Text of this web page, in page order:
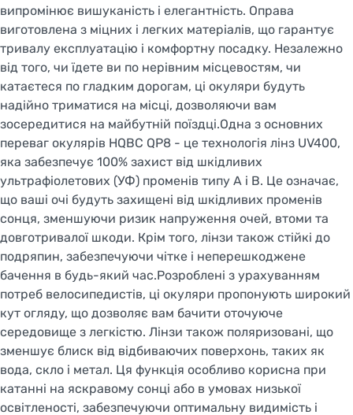
випромінює вишуканість і елегантність. Оправа
виготовлена з міцних і легких матеріалів, що гарантує
тривалу експлуатацію і комфортну посадку. Незалежно
від того, чи їдете ви по нерівним місцевостям, чи
катаєтеся по гладким дорогам, ці окуляри будуть
надійно триматися на місці, дозволяючи вам
зосередитися на майбутній поїздці.Одна з основних
переваг окулярів HQBC QP8 - це технологія лінз UV400,
яка забезпечує 100% захист від шкідливих
ультрафіолетових (УФ) променів типу А і В. Це означає,
що ваші очі будуть захищені від шкідливих променів
сонця, зменшуючи ризик напруження очей, втоми та
довготривалої шкоди. Крім того, лінзи також стійкі до
подряпин, забезпечуючи чітке і неперешкоджене
бачення в будь-який час.Розроблені з урахуванням
потреб велосипедистів, ці окуляри пропонують широкий
кут огляду, що дозволяє вам бачити оточуюче
середовище з легкістю. Лінзи також поляризовані, що
зменшує блиск від відбиваючих поверхонь, таких як
вода, скло і метал. Ця функція особливо корисна при
катанні на яскравому сонці або в умовах низької
освітленості, забезпечуючи оптимальну видимість і
Welcome!
Do you want to switch to the Dutch version of the
site or stay on the Ukrainian version?
SWITCH TO FACEBIKE.NL